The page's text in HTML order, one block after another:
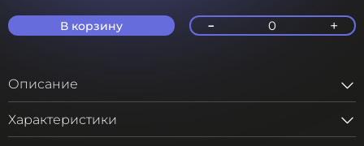
В корзину - 0 +
Описание
Характеристики